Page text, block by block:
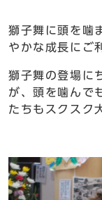
獅子舞に頭を噛
やかな成長にご
獅子舞の登場に
が、頭を噛んで
たちもスクスク